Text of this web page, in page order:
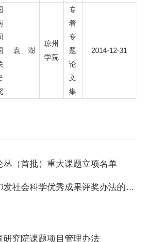
袁 澍
琼州
学院
专
着
专
题
论
文
集
2014-12-31
丛（首批）重大课题立项名单
下一篇：关于印发社会科学优秀成果评奖办法的通知
研究院课题项目管理办法